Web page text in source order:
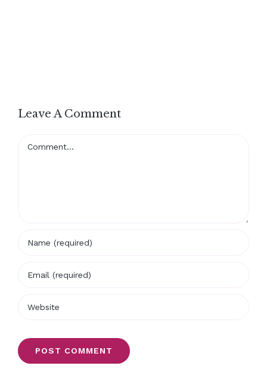
Leave A Comment